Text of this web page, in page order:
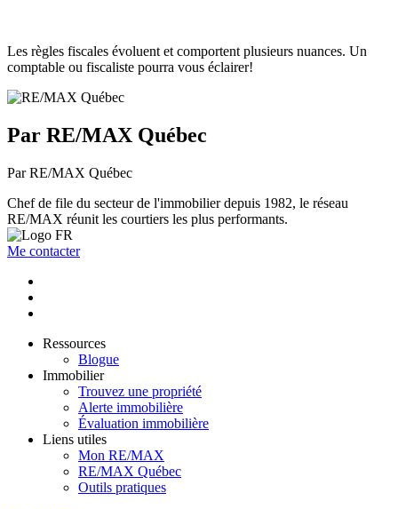
Les règles fiscales évoluent et comportent plusieurs nuances. Un
comptable ou fiscaliste pourra vous éclairer!
Par RE/MAX Québec
Par RE/MAX Québec
Chef de file du secteur de l'immobilier depuis 1982, le réseau
RE/MAX réunit les courtiers les plus performants.
Me contacter
Ressources
Blogue
Immobilier
Trouvez une propriété
Alerte immobilière
Évaluation immobilière
Liens utiles
Mon RE/MAX
RE/MAX Québec
Outils pratiques